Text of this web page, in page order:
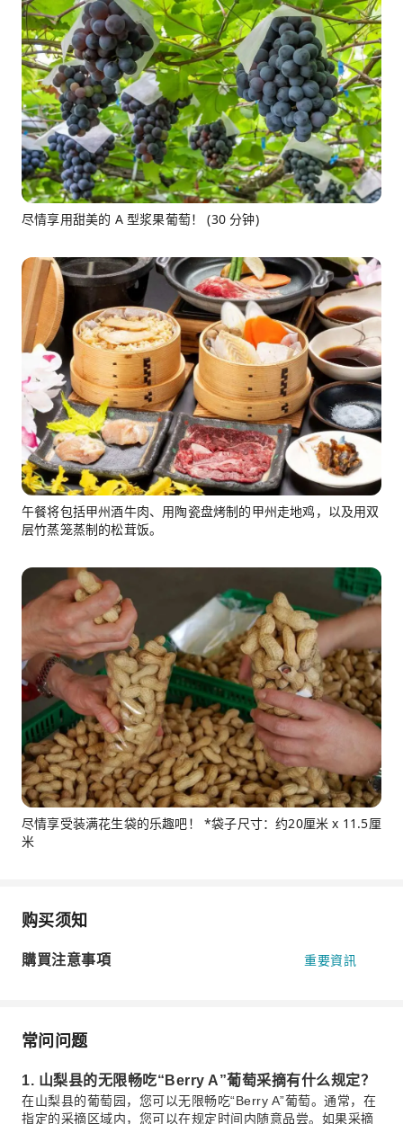
尽情享用甜美的 A 型浆果葡萄！ (30 分钟)
午餐将包括甲州酒牛肉、用陶瓷盘烤制的甲州走地鸡，以及用双
层竹蒸笼蒸制的松茸饭。
尽情享受装满花生袋的乐趣吧！ *袋子尺寸：约20厘米 x 11.5厘
米
购买须知
購買注意事項 重要資訊
常问问题
1. 山梨县的无限畅吃“Berry A”葡萄采摘有什么规定？
在山梨县的葡萄园，您可以无限畅吃“Berry A”葡萄。通常，在
指定的采摘区域内，您可以在规定时间内随意品尝。如果采摘